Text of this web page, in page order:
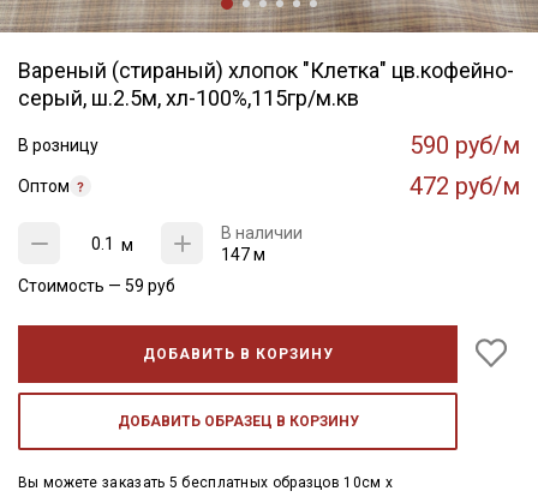
Вареный (стираный) хлопок "Клетка" цв.кофейно-
серый, ш.2.5м, хл-100%,115гр/м.кв
В розницу 590 руб/м
Оптом 472 руб/м
м
В наличии
147 м
Стоимость — 59 руб
ДОБАВИТЬ В КОРЗИНУ
ДОБАВИТЬ ОБРАЗЕЦ В КОРЗИНУ
Вы можете заказать 5 бесплатных образцов 10см x